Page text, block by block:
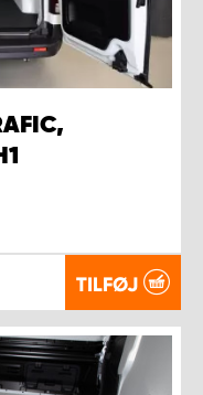
TILFØJ